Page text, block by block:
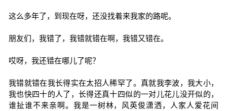
这么多年了，到现在呀，还没找着来我家的路呢。
朋友们，我错了，我错就错在啊，我错又错在。
哎呀，我还错在哪儿了呢？
我错就错在我长得实在太招人稀罕了。真就我李波，我大小，
我也快四十的人了，长得还真十四似的一对儿花儿没开似的，
谁扯谁不来亲啊。我是一树林，风英俊潇洒，人家人爱花间